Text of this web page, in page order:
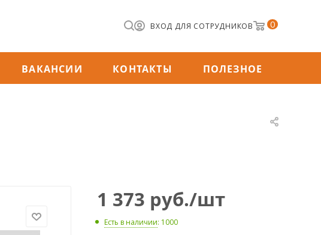
0
ВХОД ДЛЯ СОТРУДНИКОВ
ВАКАНСИИ КОНТАКТЫ ПОЛЕЗНОЕ
1 373 руб./шт
Есть в наличии: 1000